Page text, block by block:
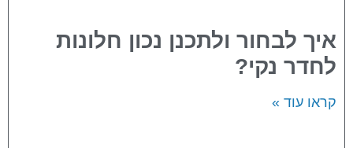
איך לבחור ולתכנן נכון חלונות
לחדר נקי?
קראו עוד »